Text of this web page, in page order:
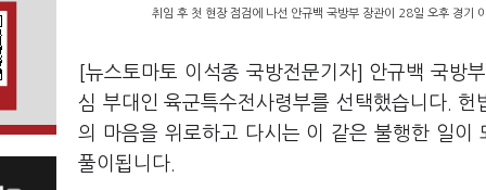
취임 후 첫 현장 점검에 나선 안규백 국방부 장관이 28일 오후 경기
[뉴스토마토 이석종 국방전문기자] 안규백 국방
심 부대인 육군특수전사령부를 선택했습니다.
의 마음을 위로하고 다시는 이 같은 불행한 일이
풀이됩니다.